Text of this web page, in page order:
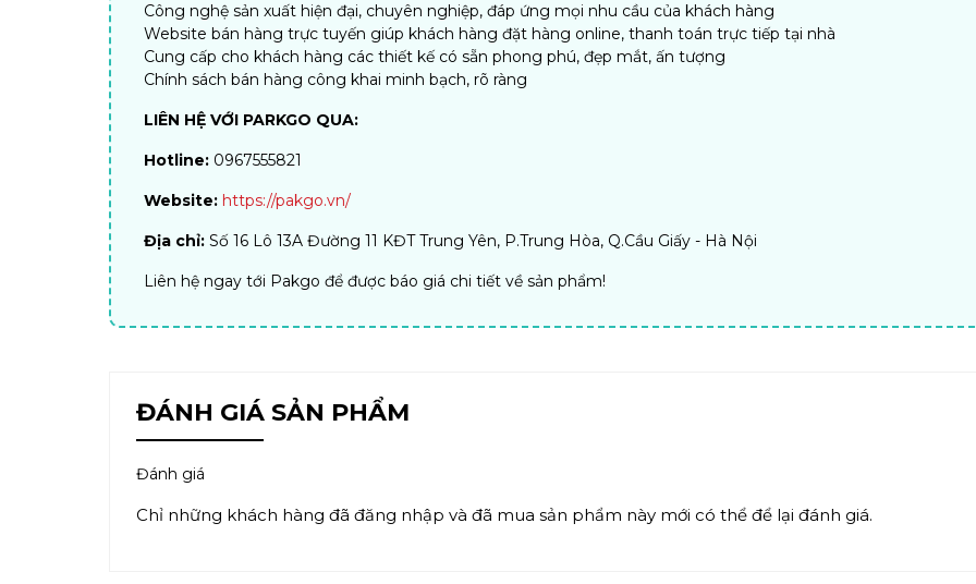
Công nghệ sản xuất hiện đại, chuyên nghiệp, đáp ứng mọi nhu cầu của khách hàng
Website bán hàng trực tuyến giúp khách hàng đặt hàng online, thanh toán trực tiếp tại nhà
Cung cấp cho khách hàng các thiết kế có sẵn phong phú, đẹp mắt, ấn tượng
Chính sách bán hàng công khai minh bạch, rõ ràng
LIÊN HỆ VỚI PARKGO QUA:
Hotline: 0967555821
Website: https://pakgo.vn/
Địa chỉ: Số 16 Lô 13A Đường 11 KĐT Trung Yên, P.Trung Hòa, Q.Cầu Giấy - Hà Nội
Liên hệ ngay tới Pakgo để được báo giá chi tiết về sản phẩm!
ĐÁNH GIÁ SẢN PHẨM
Đánh giá
Chỉ những khách hàng đã đăng nhập và đã mua sản phẩm này mới có thể để lại đánh giá.